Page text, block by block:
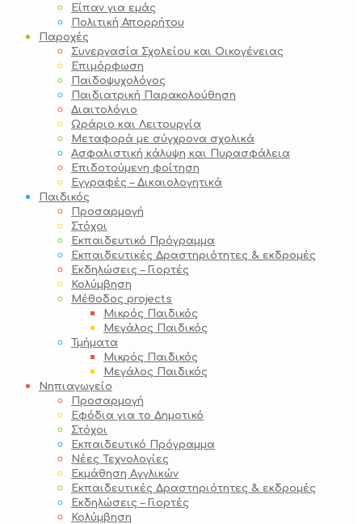
Είπαν για εμάς
Πολιτική Απορρήτου
Παροχές
Συνεργασία Σχολείου και Οικογένειας
Επιμόρφωση
Παιδοψυχολόγος
Παιδιατρική Παρακολούθηση
Διαιτολόγιο
Ωράριο και Λειτουργία
Μεταφορά με σύγχρονα σχολικά
Ασφαλιστική κάλυψη και Πυρασφάλεια
Επιδοτούμενη φοίτηση
Εγγραφές – Δικαιολογητικά
Παιδικός
Προσαρμογή
Στόχοι
Εκπαιδευτικό Πρόγραμμα
Εκπαιδευτικές Δραστηριότητες & εκδρομές
Εκδηλώσεις – Γιορτές
Κολύμβηση
Μέθοδος projects
Μικρός Παιδικός
Μεγάλος Παιδικός
Τμήματα
Μικρός Παιδικός
Μεγάλος Παιδικός
Νηπιαγωγείο
Προσαρμογή
Εφόδια για το Δημοτικό
Στόχοι
Εκπαιδευτικό Πρόγραμμα
Νέες Τεχνολογίες
Εκμάθηση Αγγλικών
Εκπαιδευτικές Δραστηριότητες & εκδρομές
Εκδηλώσεις – Γιορτές
Κολύμβηση